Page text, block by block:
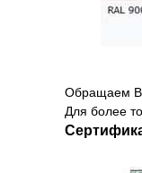
Обращаем
Для более